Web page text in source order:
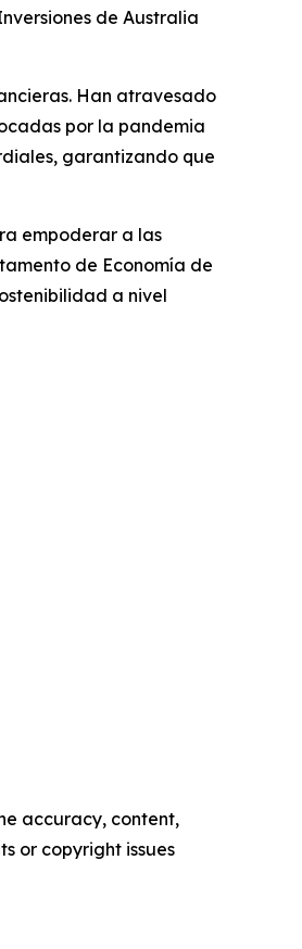
de Australia
Han atravesado
por la pandemia
garantizando que
empoderar a las
de Economía de
a nivel
accuracy, content,
or copyright issues